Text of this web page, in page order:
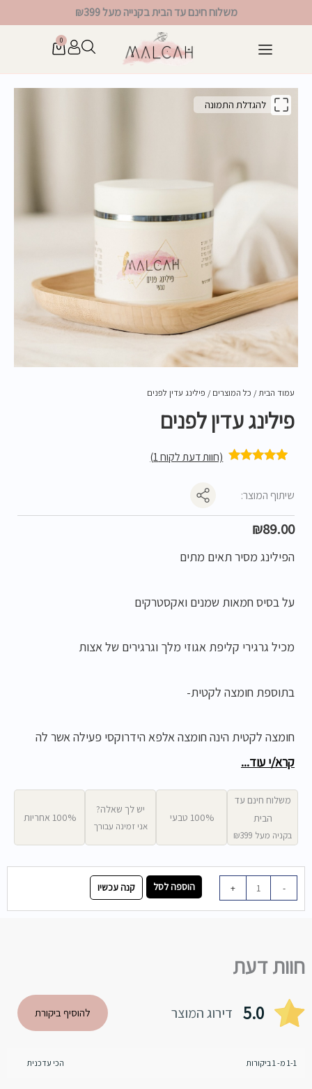
לתוכן
משלוח חינם עד הבית בקנייה מעל ₪399
0
עגלת
עמוד הבית/ כל המוצרים/ פילינג עדין לפנים
פילינג עדין לפנים
עלדירוגים של
לקוחות
(חוות דעת לקוח1
)
שיתוף המוצר:
₪89.00
הפילינג מסיר תאים מתים
על בסיס חמאות שמנים ואקסטרקים
מכיל גרגירי קליפת אגוזי מלך וגרגירים של אצות
בתוספת חומצה לקטית-
חומצה לקטית הינה חומצה אלפא הידרוקסי פעילה אשר לה
יכולות קילוף של השכבות הפנימיות יותר של האפידרמיס.
נמוכים היא תשפיע בעיקר על הגברת לחות העור ותשמש כנוגד
חמצון.
קרא/י עוד...
משלוח חינם עד
הבית
בקניה מעל ₪399
100% טבעי
יש לך שאלה?
אני זמינה עבורך
100% אחריות
-
כמות
פילינג
+ הוספה לסל קנה עכשיו
חוות דעת
5.0 דירוג המוצר להוסיף ביקורת
1-1 מ- 1 ביקורות